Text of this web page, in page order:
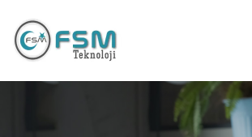
content